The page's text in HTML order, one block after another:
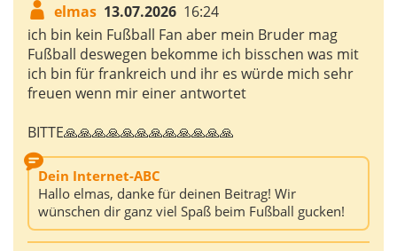
elmas 13.07.2026 16:24
ich bin kein Fußball Fan aber mein Bruder mag
Fußball deswegen bekomme ich bisschen was mit
ich bin für frankreich und ihr es würde mich sehr
freuen wenn mir einer antwortet
BITTE🙏🙏🙏🙏🙏🙏🙏🙏🙏🙏🙏🙏
Dein Internet-ABC
Hallo elmas, danke für deinen Beitrag! Wir
wünschen dir ganz viel Spaß beim Fußball gucken!